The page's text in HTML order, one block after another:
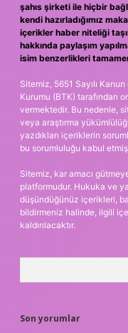
şahıs şirketi ile hiçbir
kendi hazırladığımız
içerikler haber niteliği
hakkında paylaşım
isim benzerlikleri
Sitemiz, 5651 Sayılı
Kurumu (BTK) tarafından
vermektedir. Bu nedenle,
veya araştırma
yazdıkları içeriklerin
bu sorumluluğu kabul etmiş
Sitemiz, kar amacı
platformudur. Hukuka ve
düşündüğünüz içerikleri,
bildirmeniz halinde, ilgili
kaldırılacaktır.
Son yorumlar